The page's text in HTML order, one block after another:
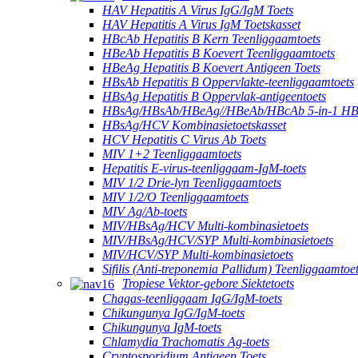
HAV Hepatitis A Virus IgG/IgM Toets
HAV Hepatitis A Virus IgM Toetskasset
HBcAb Hepatitis B Kern Teenliggaamtoets
HBeAb Hepatitis B Koevert Teenliggaamtoets
HBeAg Hepatitis B Koevert Antigeen Toets
HBsAb Hepatitis B Oppervlakte-teenliggaamtoets
HBsAg Hepatitis B Oppervlak-antigeentoets
HBsAg/HBsAb/HBeAg//HBeAb/HBcAb 5-in-1
HBsAg/HCV Kombinasietoetskasset
HCV Hepatitis C Virus Ab Toets
MIV 1+2 Teenliggaamtoets
Hepatitis E-virus-teenliggaam-IgM-toets
MIV 1/2 Drie-lyn Teenliggaamtoets
MIV 1/2/O Teenliggaamtoets
MIV Ag/Ab-toets
MIV/HBsAg/HCV Multi-kombinasietoets
MIV/HBsAg/HCV/SYP Multi-kombinasietoets
MIV/HCV/SYP Multi-kombinasietoets
Sifilis (Anti-treponemia Pallidum)
Tropiese Vektor-gebore Siektetoets
Chagas-teenliggaam IgG/IgM-toets
Chikungunya IgG/IgM-toets
Chikungunya IgM-toets
Chlamydia Trachomatis Ag-toets